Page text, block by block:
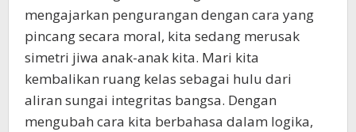
mengajarkan pengurangan dengan cara yang
pincang secara moral, kita sedang merusak
simetri jiwa anak-anak kita. Mari kita
kembalikan ruang kelas sebagai hulu dari
aliran sungai integritas bangsa. Dengan
mengubah cara kita berbahasa dalam logika,